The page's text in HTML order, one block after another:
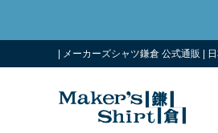
| メーカーズシャツ鎌倉 公式通販 |